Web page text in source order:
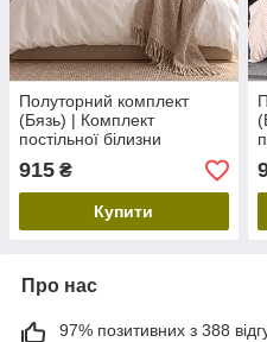
Полуторний комплект
(Бязь) | Комплект
постільної білизни
"Чистота" | Простирадло
150х220 см, білий
915 ₴
Купити
Про нас
97% позитивних з 388